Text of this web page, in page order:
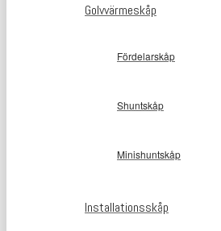
Golvvärmeskåp
Fördelarskåp
Shuntskåp
Minishuntskåp
Installationsskåp